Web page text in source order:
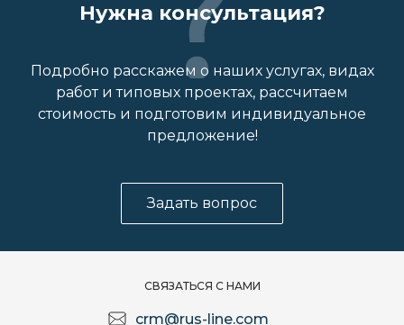
Нужна консультация?
Подробно расскажем о наших услугах, видах
работ и типовых проектах, рассчитаем
стоимость и подготовим индивидуальное
предложение!
Задать вопрос
СВЯЗАТЬСЯ С НАМИ
crm@rus-line.com